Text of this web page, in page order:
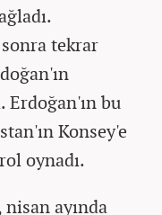
tekrar
bu
Konsey'e
oynadı.
ayında